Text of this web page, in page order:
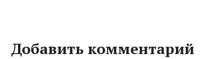
Добавить комментарий